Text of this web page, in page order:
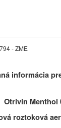
- ZME
informácia
Otrivin Menthol
roztoková